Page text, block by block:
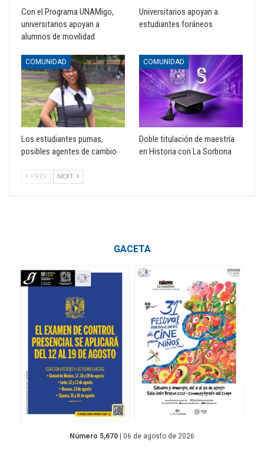
Con el Programa UNAMigo,
universitarios apoyan a
alumnos de movilidad
Universitarios apoyan a
estudiantes foráneos
COMUNIDAD
Los estudiantes pumas,
posibles agentes de cambio
COMUNIDAD
Doble titulación de maestría
en Historia con La Sorbona
PREV NEXT
GACETA
Número 5,670 | 06 de agosto de 2026